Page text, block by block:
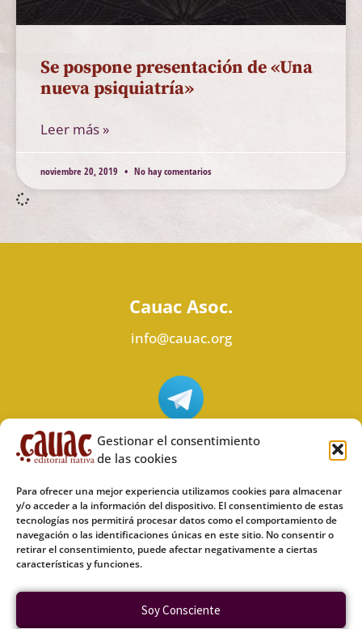
Gestionar el consentimiento
de las cookies
Para ofrecer una mejor experiencia utilizamos cookies para almacenar
y/o acceder a la información del dispositivo. El consentimiento de estas
tecnologías nos permitirá procesar datos como el comportamiento de
navegación o las identificaciones únicas en este sitio. No consentir o
retirar el consentimiento, puede afectar negativamente a ciertas
características y funciones.
Soy Consciente
Se pospone presentación de «Una
nueva psiquiatría»
Leer más »
noviembre 20, 2019 No hay comentarios
Cauac Asoc.
info@cauac.org
Síguenos en Telegram
Síguenos en Odysee
Política de privacidad